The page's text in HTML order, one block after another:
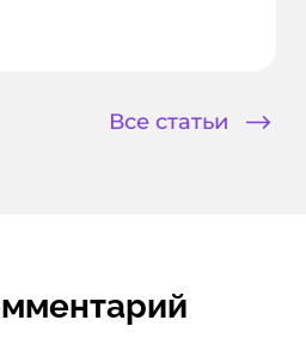
Все статьи